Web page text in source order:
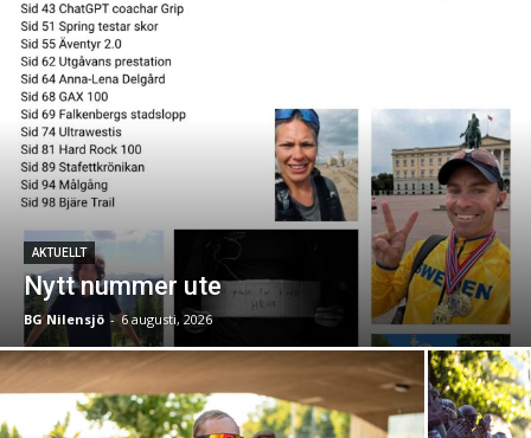
AKTUELLT
Nytt nummer ute
BG Nilensjö - 6 augusti, 2026